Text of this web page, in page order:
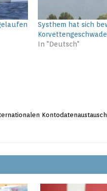
Systhem hat sich
In "Deutsch"
Kontodatenaustausch